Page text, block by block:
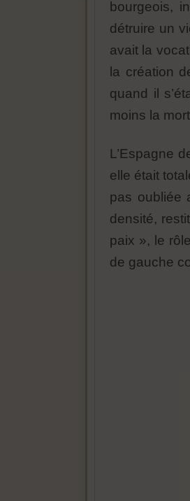
bourgeois,
détruire un
avait la
la création
quand il
moins la
L’Espagne
elle était
pas oubliée
densité,
paix », le
de gauche